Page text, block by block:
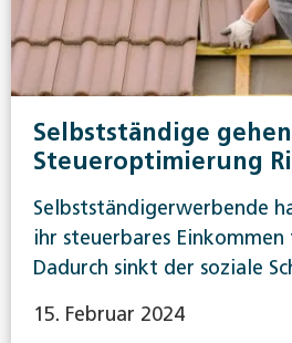
Selbstständige
Steueroptimierung
Selbstständigerwerbende
ihr steuerbares
Dadurch sinkt der soziale
15. Februar 2024